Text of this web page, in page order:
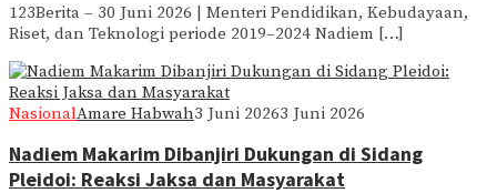
123Berita – 30 Juni 2026 | Menteri Pendidikan, Kebudayaan,
Riset, dan Teknologi periode 2019–2024 Nadiem […]
NasionalAmare Habwah3 Juni 20263 Juni 2026
Nadiem Makarim Dibanjiri Dukungan di Sidang
Pleidoi: Reaksi Jaksa dan Masyarakat